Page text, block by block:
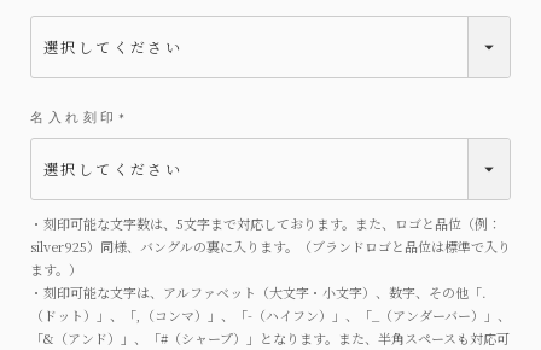
名入れ刻印
(
須
・刻印可能な文字数は、5文字まで対応しております。また、ロゴと品位（例：
silver925）同様、バングルの裏に入ります。（ブランドロゴと品位は標準で入り
ます。）
・刻印可能な文字は、アルファベット（大文字・小文字）、数字、その他「.
（ドット）」、「,（コンマ）」、「-（ハイフン）」、「_（アンダーバー）」、
「&（アンド）」、「#（シャープ）」となります。また、半角スペースも対応可